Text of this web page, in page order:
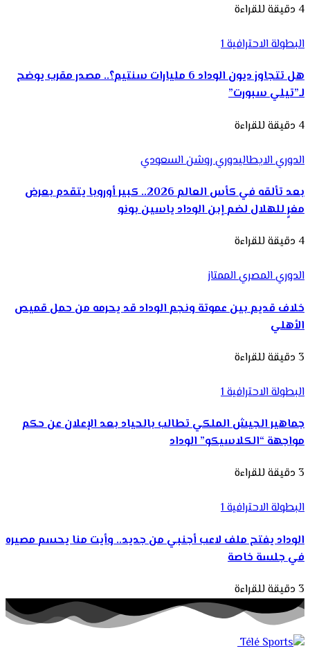
4 دقيقة للقراءة
البطولة الاحترافية 1
هل تتجاوز ديون الوداد 6 مليارات سنتيم؟.. مصدر مقرب يوضح
لـ”تيلي سبورت”
4 دقيقة للقراءة
الدوري الايطاليدوري روشن السعودي
بعد تألقه في كأس العالم 2026.. كبير أوروبا يتقدم بعرض
مغرٍ للهلال لضم إبن الوداد ياسين بونو
4 دقيقة للقراءة
الدوري المصري الممتاز
خلاف قديم بين عموتة ونجم الوداد قد يحرمه من حمل قميص
الأهلي
3 دقيقة للقراءة
البطولة الاحترافية 1
جماهير الجيش الملكي تطالب بالحياد بعد الإعلان عن حكم
مواجهة “الكلاسيكو” الوداد
3 دقيقة للقراءة
البطولة الاحترافية 1
الوداد يفتح ملف لاعب أجنبي من جديد.. وأيت منا يحسم مصيره
في جلسة خاصة
3 دقيقة للقراءة